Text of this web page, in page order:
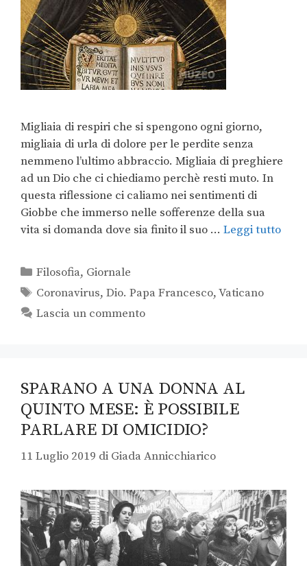
Migliaia di respiri che si spengono ogni giorno,
migliaia di urla di dolore per le perdite senza
nemmeno l’ultimo abbraccio. Migliaia di preghiere
ad un Dio che ci chiediamo perchè resti muto. In
questa riflessione ci caliamo nei sentimenti di
Giobbe che immerso nelle sofferenze della sua
vita si domanda dove sia finito il suo … Leggi tutto
Filosofia, Giornale
Coronavirus,Dio. Papa Francesco,Vaticano
Lascia un commento
SPARANO A UNA DONNA AL
QUINTO MESE: È POSSIBILE
PARLARE DI OMICIDIO?
11 Luglio 2019 di Giada Annicchiarico